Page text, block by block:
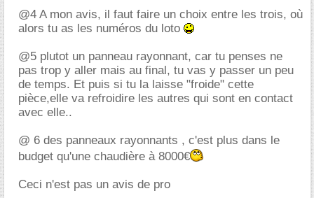
@4 A mon avis, il faut faire un choix entre les trois, où
alors tu as les numéros du loto
@5 plutot un panneau rayonnant, car tu penses ne
pas trop y aller mais au final, tu vas y passer un peu
de temps. Et puis si tu la laisse "froide" cette
pièce,elle va refroidire les autres qui sont en contact
avec elle..
@ 6 des panneaux rayonnants , c'est plus dans le
budget qu'une chaudière à 8000
Ceci n'est pas un avis de pro